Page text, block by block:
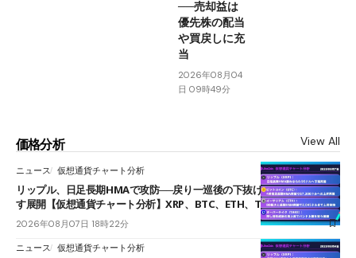
──売却益は
優先株の配当
や買戻しに充
当
2026年08月04
日 09時49分
価格分析 View All
ニュース 仮想通貨チャート分析
リップル、日足長期HMAで攻防──戻り一巡後の下抜けで0.95ドルを試
す展開【仮想通貨チャート分析】XRP、BTC、ETH、TAKE
2026年08月07日 18時22分
ニュース 仮想通貨チャート分析